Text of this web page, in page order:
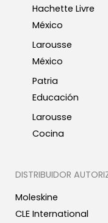
Hachette Livre
México
Larousse
México
Patria
Educación
Larousse
Cocina
DISTRIBUIDOR
Moleskine
CLE International